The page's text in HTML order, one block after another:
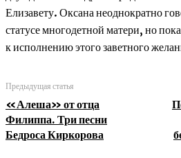
Елизавету. Оксана неоднократно
статусе многодетной матери, но
к исполнению этого заветного
Предыдущая статья
«Алеша» от отца
Филиппа. Три песни
Бедроса Киркорова